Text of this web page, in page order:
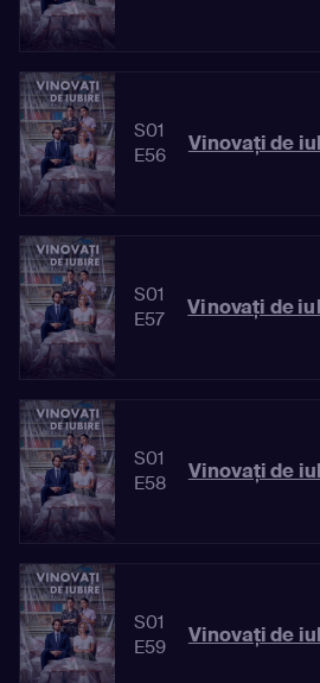
S01
E56
Vinovaţi de
S01
E57
Vinovaţi de
S01
E58
Vinovaţi de
S01
E59
Vinovaţi de